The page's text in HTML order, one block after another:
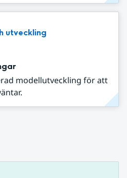
utveckling
modellutveckling för att